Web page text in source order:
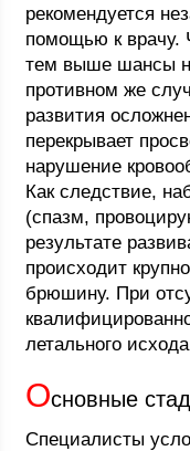
рекомендуется
помощью к врачу.
тем выше шансы
противном же
развития
перекрывает
нарушение
Как следствие,
(спазм,
результате
происходит
брюшину. При
летального
Основные
Специалисты